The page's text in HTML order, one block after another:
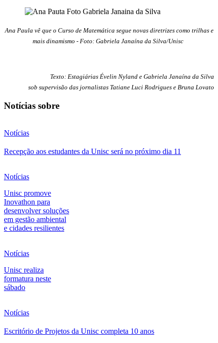
Ana Paula vê que o Curso de Matemática segue novas diretrizes como trilhas e
mais dinamismo - Foto: Gabriela Janaína da Silva/Unisc
Texto: Estagiárias Évelin Nyland e Gabriela Janaína da Silva
sob supervisão das jornalistas Tatiane Luci Rodrigues e Bruna Lovato
Notícias sobre
Notícias
Recepção aos estudantes da Unisc será no próximo dia 11
Notícias
Unisc promove
Inovathon para
desenvolver soluções
em gestão ambiental
e cidades resilientes
Notícias
Unisc realiza
formatura neste
sábado
Notícias
Escritório de Projetos da Unisc completa 10 anos